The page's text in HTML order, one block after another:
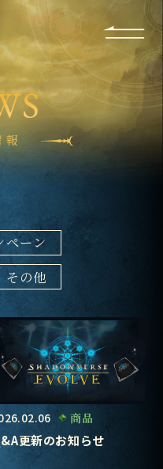
ペーン
その他
商品
更新のお知らせ